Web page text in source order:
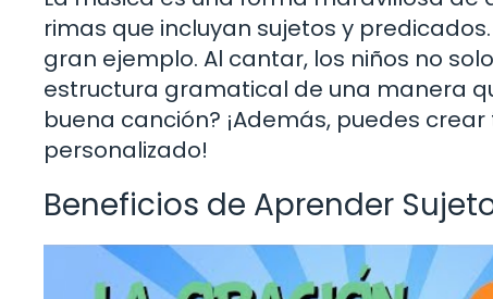
rimas que incluyan sujetos y
gran ejemplo. Al cantar, los niños no
estructura gramatical de una manera
buena canción? ¡Además, puedes
personalizado!
Beneficios de Aprender